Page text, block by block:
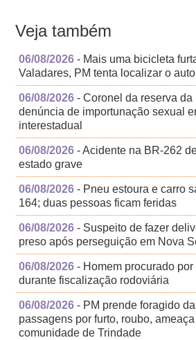
Veja também
06/08/2026 - Mais uma bicicleta
Valadares, PM tenta localizar o
06/08/2026 - Coronel da reserva
denúncia de importunação sexual
interestadual
06/08/2026 - Acidente na BR-262
estado grave
06/08/2026 - Pneu estoura e carro
164; duas pessoas ficam feridas
06/08/2026 - Suspeito de fazer
preso após perseguição em Nova
06/08/2026 - Homem procurado
durante fiscalização rodoviária
06/08/2026 - PM prende foragido
passagens por furto, roubo,
comunidade de Trindade